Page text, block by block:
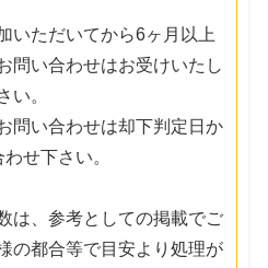
いただいてから6ヶ月以上
問い合わせはお受けいたし
い。
問い合わせは却下判定日か
せ下さい。
は、参考としての掲載でご
の都合等で目安より処理が